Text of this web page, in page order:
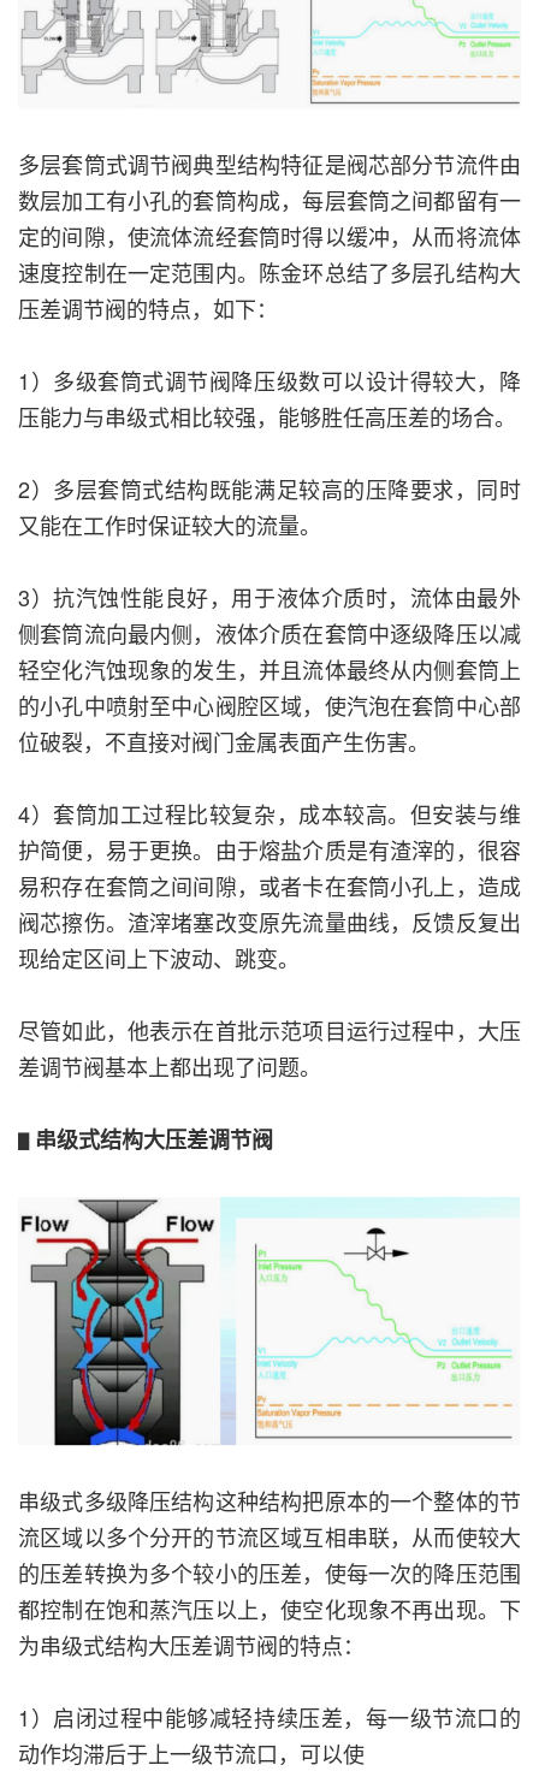
多层套筒式调节阀典型结构特征是阀芯部分节流件由
数层加工有小孔的套筒构成，每层套筒之间都留有一
定的间隙，使流体流经套筒时得以缓冲，从而将流体
速度控制在一定范围内。陈金环总结了多层孔结构大
压差调节阀的特点，如下：
1）多级套筒式调节阀降压级数可以设计得较大，降
压能力与串级式相比较强，能够胜任高压差的场合。
2）多层套筒式结构既能满足较高的压降要求，同时
又能在工作时保证较大的流量。
3）抗汽蚀性能良好，用于液体介质时，流体由最外
侧套筒流向最内侧，液体介质在套筒中逐级降压以减
轻空化汽蚀现象的发生，并且流体最终从内侧套筒上
的小孔中喷射至中心阀腔区域，使汽泡在套筒中心部
位破裂，不直接对阀门金属表面产生伤害。
4）套筒加工过程比较复杂，成本较高。但安装与维
护简便，易于更换。由于熔盐介质是有渣滓的，很容
易积存在套筒之间间隙，或者卡在套筒小孔上，造成
阀芯擦伤。渣滓堵塞改变原先流量曲线，反馈反复出
现给定区间上下波动、跳变。
尽管如此，他表示在首批示范项目运行过程中，大压
差调节阀基本上都出现了问题。
串级式结构大压差调节阀
串级式多级降压结构这种结构把原本的一个整体的节
流区域以多个分开的节流区域互相串联，从而使较大
的压差转换为多个较小的压差，使每一次的降压范围
都控制在饱和蒸汽压以上，使空化现象不再出现。下
为串级式结构大压差调节阀的特点：
1）启闭过程中能够减轻持续压差，每一级节流口的
动作均滞后于上一级节流口，可以使